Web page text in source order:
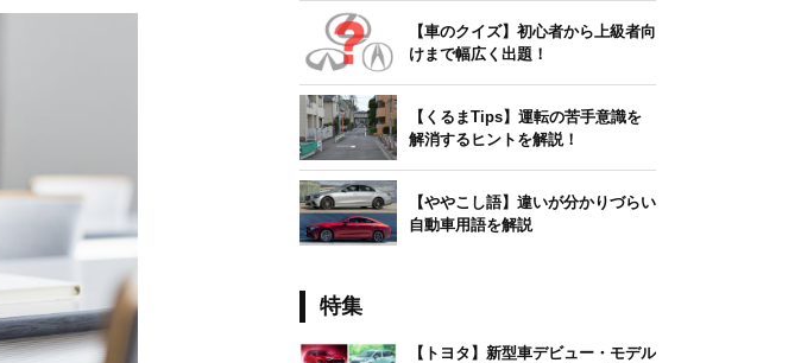
【車のクイズ】初心者から上級者向
けまで幅広く出題！
【くるまTips】運転の苦手意識を
解消するヒントを解説！
【ややこし語】違いが分かりづらい
自動車用語を解説
特集
【トヨタ】新型車デビュー・モデル